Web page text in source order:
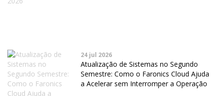
24 jul 2026
Atualização de Sistemas no Segundo
Semestre: Como o Faronics Cloud Ajuda
a Acelerar sem Interromper a Operação